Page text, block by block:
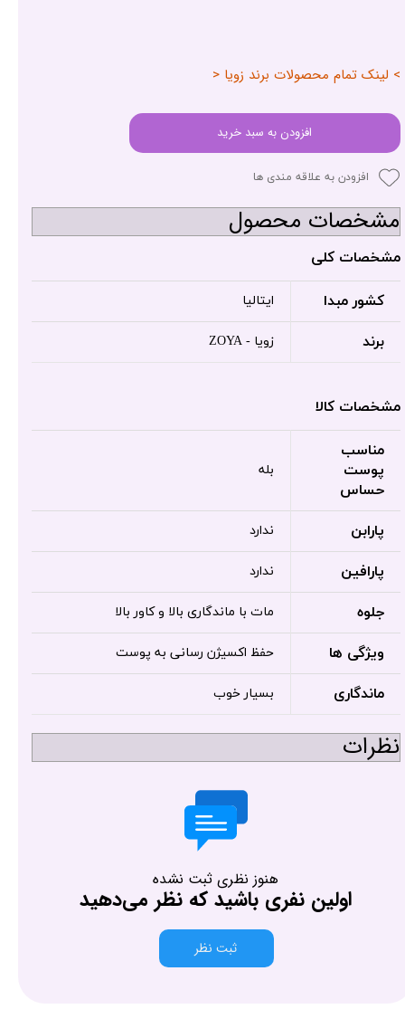
> لینک تمام محصولات برند زویا <
افزودن به سبد خرید
افزودن به علاقه مندی ها
مشخصات محصول
مشخصات کلی
کشور مبدا ایتالیا
برند زویا - ZOYA
مشخصات کالا
مناسب
پوست
حساس
بله
پارابن ندارد
پارافین ندارد
جلوه مات با ماندگاری بالا و کاور بالا
ویژگی ها حفظ اکسیژن رسانی به پوست
ماندگاری بسیار خوب
نظرات
هنوز نظری ثبت نشده
اولین نفری باشید که نظر می‌دهید
ثبت نظر